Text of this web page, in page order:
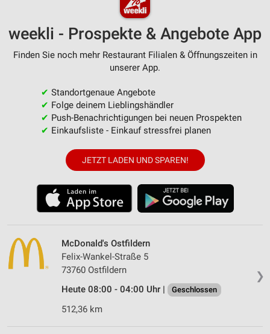
weekli - Prospekte & Angebote App
Finden Sie noch mehr Restaurant Filialen & Öffnungszeiten in
unserer App.
✔ Standortgenaue Angebote
✔ Folge deinem Lieblingshändler
✔ Push-Benachrichtigungen bei neuen Prospekten
✔ Einkaufsliste - Einkauf stressfrei planen
JETZT LADEN UND SPAREN!
❯
McDonald's Ostfildern
Felix-Wankel-Straße 5
73760 Ostfildern
Heute 08:00 - 04:00 Uhr |
Geschlossen
512,36 km